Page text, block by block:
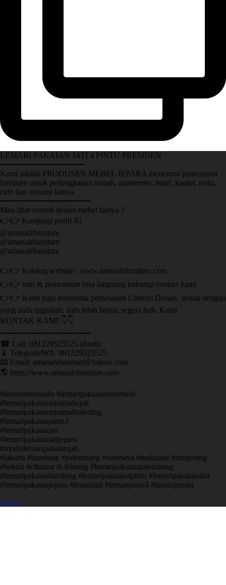
LEMARI PAKAIAN JATI 4 PINTU PRESIDEN
➖➖➖➖➖➖➖➖➖➖➖➖➖➖
Kami adalah PRODUSEN MEBEL JEPARA menerima pemesanan
furniture untuk perlengkapan rumah, apartemen, hotel, kantor, resto,
cafe dan instansi lainya.
➖➖➖➖➖➖➖➖➖➖➖➖➖➖➖
Mau lihat contoh desain mebel lainya ?
👉👉 Kunjungi profil IG
@amanahfurniture
@amanahfurniture
@amanahfurniture
👉👉 Katalog website : www.amanahfurniture.com
👉👉 info & pemesanan bisa langsung hubungi contact kami
👉👉 Kami juga menerima pemesanan Custom Desain, sesuai dengan
yang anda inginkan. Info lebih lanjut, segera hub. Kami
KONTAK KAMI 👇👇
➖➖➖➖➖➖➖➖➖➖➖➖➖➖➖ ㅤ
☎ Call: 081229525525 (Budi)
📱 Telegram/WA: 081229525525
📧 Email: amanahfurniture@yahoo.com
🌎 https://www.amanahfurniture.com
#lemariminimalis #lemaripakaianminimalis
#lemaripakaianminimalisjati
#lemaripakaianminimalissleding
#lemaripakaianpintu3
#lemaripakaianjati
#lemaripakaianjatijepara
#modellemaripakaianjati
#jakarta #bandung #palembang #surabaya #makassar #tangerang
#bekasi #cibubur #cibinong #lemaripakaianpalembang
#lemaripakaianbandung #lemaripakaian4pintu #lemaripakaianukir
#lemaripakaianjepara #lemarijati #lemaripintu4 #lemarijepara
Open